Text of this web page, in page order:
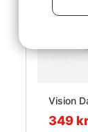
Vision
349